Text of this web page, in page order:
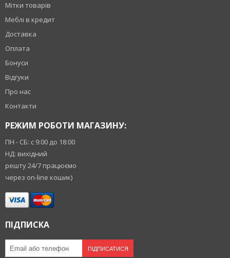
Мітки товарів
Меблі в кредит
Доставка
Оплата
Бонуси
Відгуки
Про нас
Контакти
РЕЖИМ РОБОТИ МАГАЗИНУ:
ПН - СБ: с 9:00 до 18:00
НД: вихідний
решту 24/7 працюємо
через on-line кошик)
ПІДПИСКА
ПІДПИСАТИСЯ